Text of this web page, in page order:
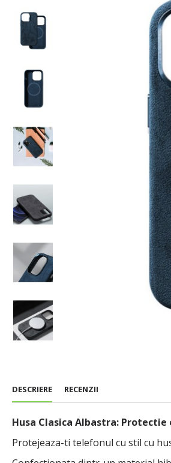
DESCRIERE RECENZII
Husa Clasica Albastra:
Protejeaza-ti telefonul cu stil cu